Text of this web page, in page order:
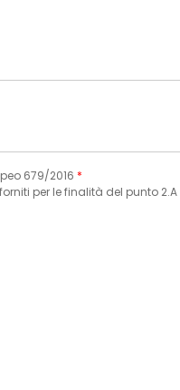
679/2016 *
per le finalità del punto 2.A